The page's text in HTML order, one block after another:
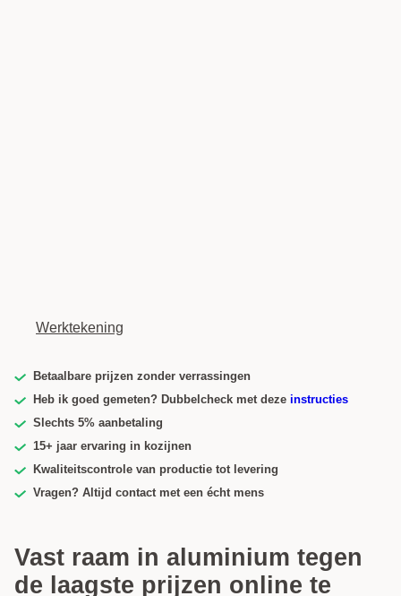
Werktekening
Vast raam in aluminium tegen
de laagste prijzen online te
Betaalbare prijzen zonder verrassingen
Heb ik goed gemeten? Dubbelcheck met deze instructies
Slechts 5% aanbetaling
15+ jaar ervaring in kozijnen
Kwaliteitscontrole van productie tot levering
Vragen? Altijd contact met een écht mens